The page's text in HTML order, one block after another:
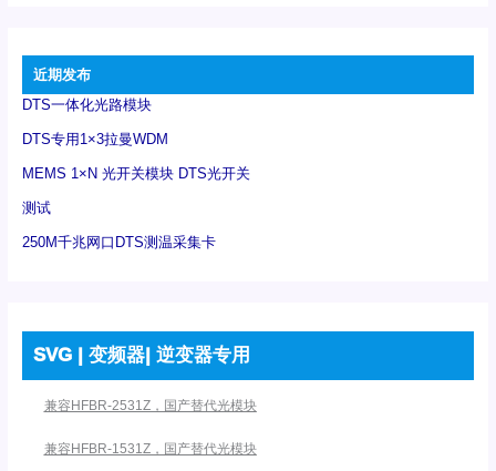
近期发布
DTS一体化光路模块
DTS专用1×3拉曼WDM
MEMS 1×N 光开关模块 DTS光开关
测试
250M千兆网口DTS测温采集卡
SVG | 变频器| 逆变器专用
兼容HFBR-2531Z，国产替代光模块
兼容HFBR-1531Z，国产替代光模块